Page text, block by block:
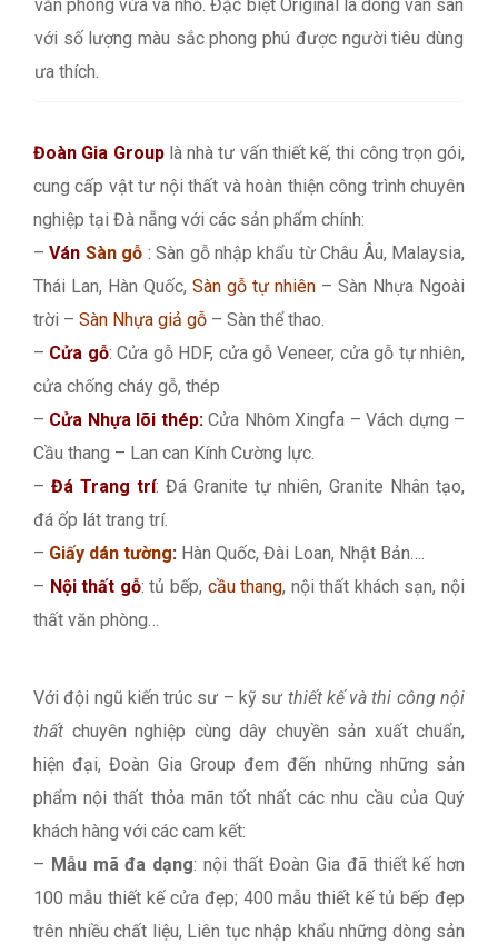
văn phòng vừa và nhỏ. Đặc biệt Original là dòng ván sàn
với số lượng màu sắc phong phú được người tiêu dùng
ưa thích.
Đoàn Gia Grouplà nhà tư vấn thiết kế, thi công trọn gói,
cung cấp vật tư nội thất và hoàn thiện công trình chuyên
nghiệp tại Đà nẵng với các sản phẩm chính:
–Ván Sàn gỗ : Sàn gỗ nhập khẩu từ Châu Âu, Malaysia,
Thái Lan, Hàn Quốc, Sàn gỗ tự nhiên – Sàn Nhựa Ngoài
trời – Sàn Nhựa giả gỗ – Sàn thể thao.
– Cửa gỗ: Cửa gỗ HDF, cửa gỗ Veneer, cửa gỗ tự nhiên,
cửa chống cháy gỗ, thép
– Cửa Nhựa lõi thép:Cửa Nhôm Xingfa – Vách dựng –
Cầu thang – Lan can Kính Cường lực.
– Đá Trang trí: Đá Granite tự nhiên, Granite Nhân tạo,
đá ốp lát trang trí.
– Giấy dán tường: Hàn Quốc, Đài Loan, Nhật Bản….
– Nội thất gỗ: tủ bếp, cầu thang, nội thất khách sạn, nội
thất văn phòng…
Với đội ngũ kiến trúc sư – kỹ sư thiết kế và thi công nội
thất chuyên nghiệp cùng dây chuyền sản xuất chuẩn,
hiện đại, Đoàn Gia Group đem đến những những sản
phẩm nội thất thỏa mãn tốt nhất các nhu cầu của Quý
khách hàng với các cam kết:
– Mẫu mã đa dạng: nội thất Đoàn Gia đã thiết kế hơn
100 mẫu thiết kế cửa đẹp; 400 mẫu thiết kế tủ bếp đẹp
trên nhiều chất liệu, Liên tục nhập khẩu những dòng sản